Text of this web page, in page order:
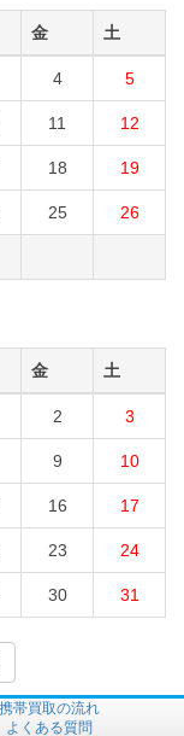
金 土
4 5
11 12
18 19
25 26
金 土
2 3
9 10
16 17
23 24
30 31
携帯買取の流れ
よくある質問